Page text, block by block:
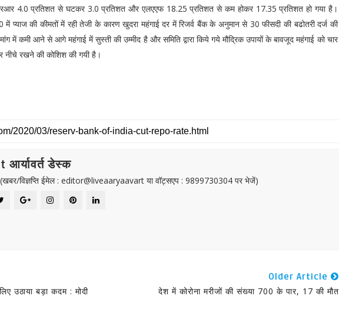
4.0 प्रतिशत से घटकर 3.0 प्रतिशत और एलएएफ 18.25 प्रतिशत से कम होकर 17.35 प्रतिशत हो गया है।
प्याज की कीमतों में रही तेजी के कारण खुदरा महंगाई दर में रिजर्व बैंक के अनुमान से 30 फीसदी की बढोतरी दर्ज की
में कमी आने से आगे महंगाई में सुस्ती की उम्मीद है और समिति द्वारा किये गये मौद्रिक उपायों के बावजूद महंगाई को चार
नीचे रखने की कोशिश की गयी है।
आर्यावर्त डेस्क
विज्ञप्ति ईमेल : editor@liveaaryaavart या वॉट्सएप : 9899730304 पर भेजें)
उठाया बड़ा कदम : मोदी
Older Article
देश में कोरोना मरीजों की संख्या 700 के पार, 17 की मौत